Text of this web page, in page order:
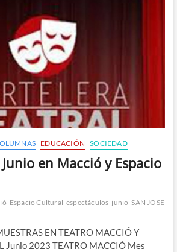
EDUCACIÓN SOCIEDAD
en Macció y Espacio
Espacio Cultural espectáculos junio SAN JOSE
EN TEATRO MACCIÓ Y
Junio 2023 TEATRO MACCIÓ Mes